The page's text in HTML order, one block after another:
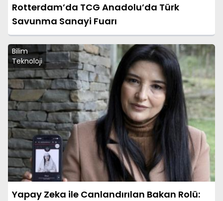
Rotterdam’da TCG Anadolu’da Türk
Savunma Sanayi Fuarı
Bilim
Teknoloji
Yapay Zeka ile Canlandırılan Bakan Rolü: